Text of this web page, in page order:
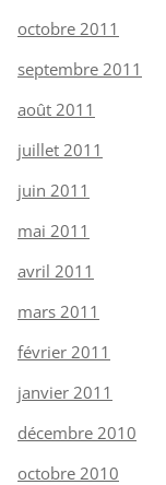
octobre 2011
septembre 2011
août 2011
juillet 2011
juin 2011
mai 2011
avril 2011
mars 2011
février 2011
janvier 2011
décembre 2010
octobre 2010